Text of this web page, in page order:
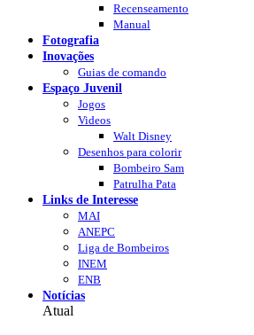
Recenseamento
Manual
Fotografia
Inovações
Guias de comando
Espaço Juvenil
Jogos
Videos
Walt Disney
Desenhos para colorir
Bombeiro Sam
Patrulha Pata
Links de Interesse
MAI
ANEPC
Liga de Bombeiros
INEM
ENB
Notícias
Atual